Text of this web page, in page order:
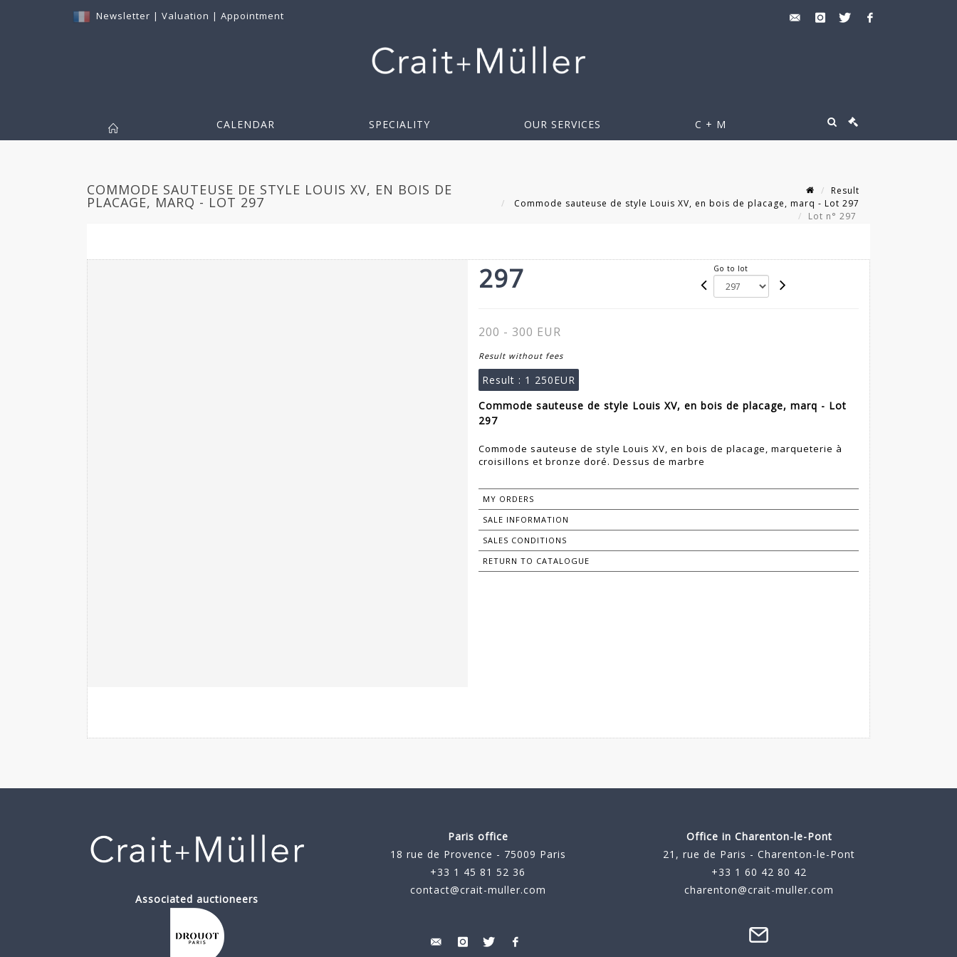
Newsletter | Valuation | Appointment
CALENDAR SPECIALITY OUR SERVICES C + M
COMMODE SAUTEUSE DE STYLE LOUIS XV, EN BOIS DE
PLACAGE, MARQ - LOT 297
Result
Commode sauteuse de style Louis XV, en bois de placage, marq - Lot 297
Lot n° 297
297 Go to lot
200 - 300 EUR
Result without fees
Result : 1 250EUR
Commode sauteuse de style Louis XV, en bois de placage, marq - Lot
297
Commode sauteuse de style Louis XV, en bois de placage, marqueterie à
croisillons et bronze doré. Dessus de marbre
MY ORDERS
SALE INFORMATION
SALES CONDITIONS
RETURN TO CATALOGUE
Associated auctioneers
Paris office
18 rue de Provence - 75009 Paris
+33 1 45 81 52 36
contact@crait-muller.com
Office in Charenton-le-Pont
21, rue de Paris - Charenton-le-Pont
+33 1 60 42 80 42
charenton@crait-muller.com